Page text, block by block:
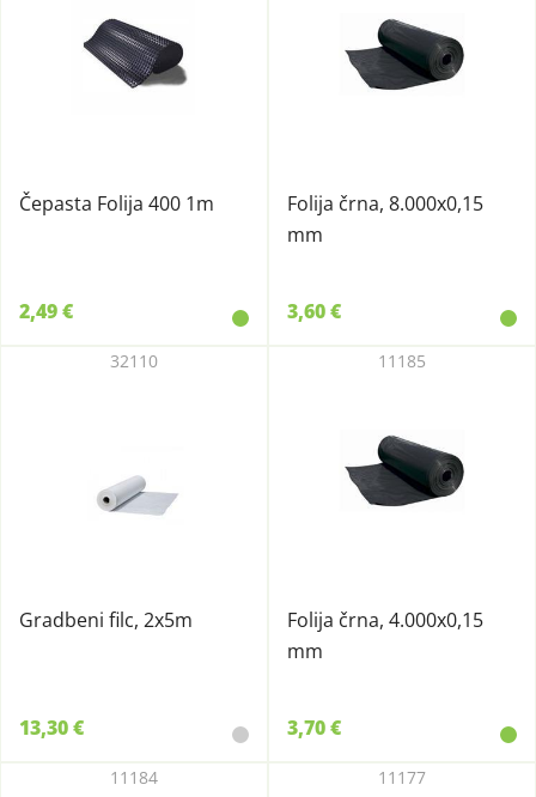
Čepasta Folija 400 1m
2,49 €
Folija črna, 8.000x0,15
mm
3,60 €
Gradbeni filc, 2x5m
32110
13,30 €
Folija črna, 4.000x0,15
mm
11185
3,70 €
11184 11177